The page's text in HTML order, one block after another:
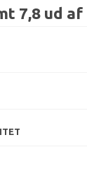
7,8 ud af